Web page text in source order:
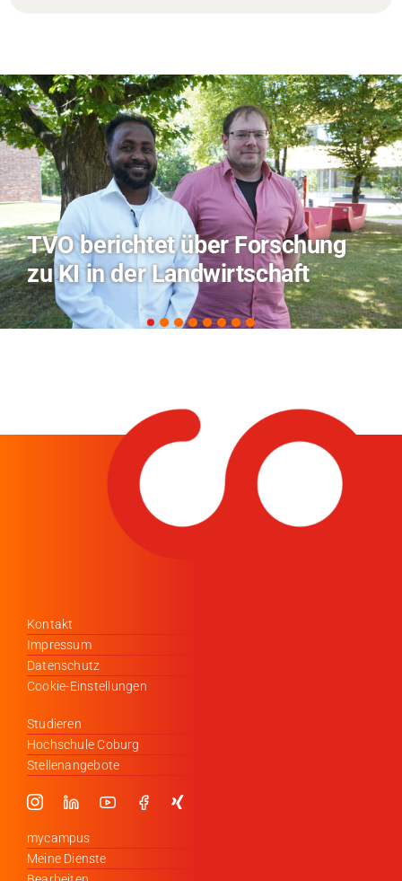
Hitze-Aktionstag: Hochschule
Coburg im Radio Bamberg
Kontakt
Impressum
Datenschutz
Cookie-Einstellungen
Studieren
Hochschule Coburg
Stellenangebote
mycampus
Meine Dienste